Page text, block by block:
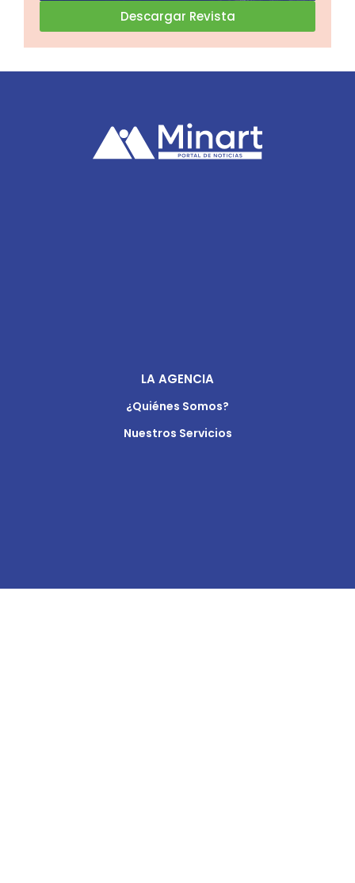
Descargar Revista
LA AGENCIA
¿Quiénes Somos?
Nuestros Servicios